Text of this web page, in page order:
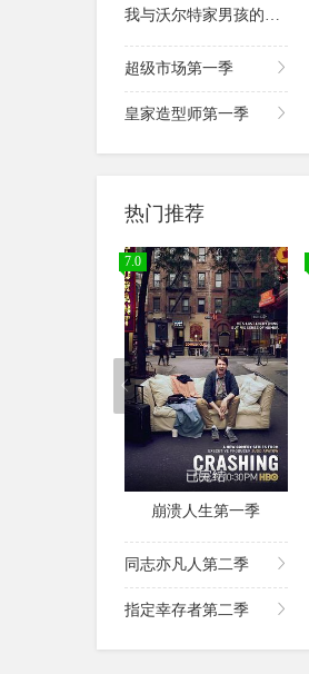
超级市场第一季
皇家造型师第一季
热门推荐
7.0
已完结
崩溃人生第一季
同志亦凡人第二季
指定幸存者第二季